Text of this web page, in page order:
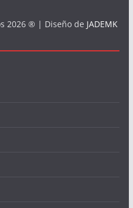
2026 ® | Diseño de JADEMK